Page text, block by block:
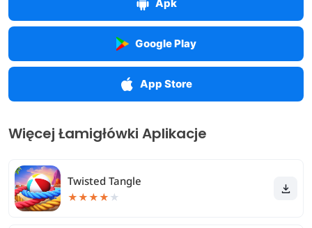
Apk
Google Play
App Store
Więcej Łamigłówki Aplikacje
Twisted Tangle
★★★★ ★